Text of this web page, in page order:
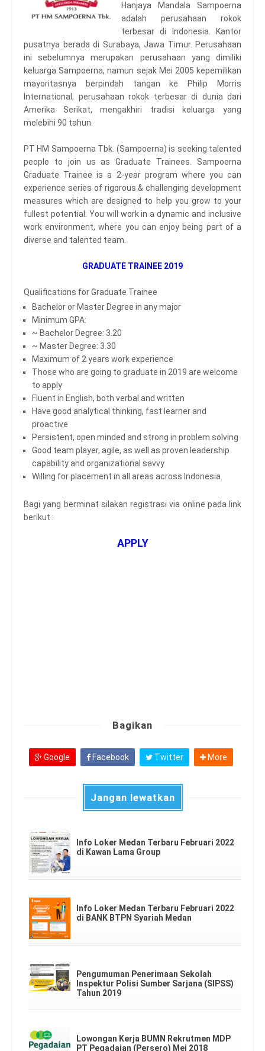
Hanjaya Mandala Sampoerna
adalah perusahaan rokok
terbesar di Indonesia. Kantor
pusatnya berada di Surabaya, Jawa Timur. Perusahaan
ini sebelumnya merupakan perusahaan yang dimiliki
keluarga Sampoerna, namun sejak Mei 2005 kepemilikan
mayoritasnya berpindah tangan ke Philip Morris
International, perusahaan rokok terbesar di dunia dari
Amerika Serikat, mengakhiri tradisi keluarga yang
melebihi 90 tahun.
PT HM Sampoerna Tbk. (Sampoerna) is seeking talented
people to join us as Graduate Trainees. Sampoerna
Graduate Trainee is a 2-year program where you can
experience series of rigorous & challenging development
measures which are designed to help you grow to your
fullest potential. You will work in a dynamic and inclusive
work environment, where you can enjoy being part of a
diverse and talented team.
GRADUATE TRAINEE 2019
Qualifications for Graduate Trainee
Bachelor or Master Degree in any major
Minimum GPA:
~ Bachelor Degree: 3.20
~ Master Degree: 3.30
Maximum of 2 years work experience
Those who are going to graduate in 2019 are welcome
to apply
Fluent in English, both verbal and written
Have good analytical thinking, fast learner and
proactive
Persistent, open minded and strong in problem solving
Good team player, agile, as well as proven leadership
capability and organizational savvy
Willing for placement in all areas across Indonesia.
Bagi yang berminat silakan registrasi via online pada link
berikut :
APPLY
Bagikan
Google Facebook Twitter More
Jangan lewatkan
Info Loker Medan Terbaru Februari 2022
di Kawan Lama Group
Info Loker Medan Terbaru Februari 2022
di BANK BTPN Syariah Medan
Pengumuman Penerimaan Sekolah
Inspektur Polisi Sumber Sarjana (SIPSS)
Tahun 2019
Lowongan Kerja BUMN Rekrutmen MDP
PT Pegadaian (Persero) Mei 2018